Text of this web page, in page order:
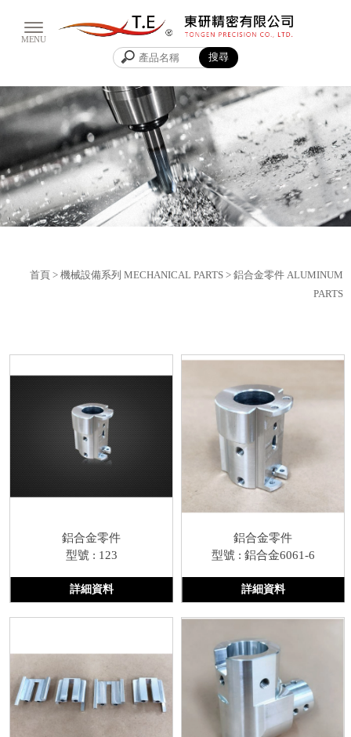
首頁 > 機械設備系列 MECHANICAL PARTS > 鋁合金零件 ALUMINUM
PARTS
鋁合金零件
型號 : 123
詳細資料
鋁合金零件
型號 : 鋁合金6061-6
詳細資料